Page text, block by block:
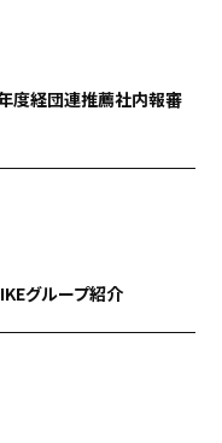
度経団連推薦社内報審
グループ紹介